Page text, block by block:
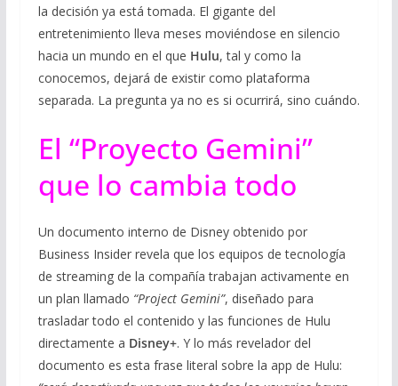
la decisión ya está tomada. El gigante del
entretenimiento lleva meses moviéndose en silencio
hacia un mundo en el que Hulu, tal y como la
conocemos, dejará de existir como plataforma
separada. La pregunta ya no es si ocurrirá, sino cuándo.
El “Proyecto Gemini”
que lo cambia todo
Un documento interno de Disney obtenido por
Business Insider revela que los equipos de tecnología
de streaming de la compañía trabajan activamente en
un plan llamado “Project Gemini”, diseñado para
trasladar todo el contenido y las funciones de Hulu
directamente a Disney+. Y lo más revelador del
documento es esta frase literal sobre la app de Hulu: